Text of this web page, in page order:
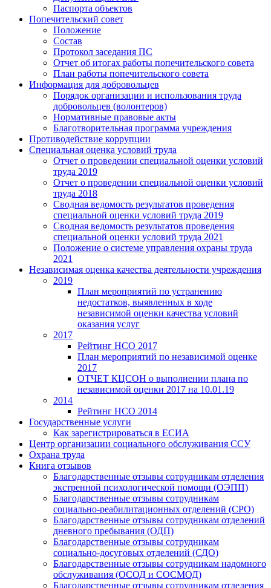
Паспорта объектов
Попечительский совет
Положение
Состав
Протокол заседания ПС
Отчет об итогах работы попечительского совета
План работы попечительского совета
Информация для добровольцев
Порядок организации и использования труда
добровольцев (волонтеров)
Нормативные правовые акты
Благотворительная программа учреждения
Противодействие коррупции
Специальная оценка условий труда
Отчет о проведении специальной оценки условий
труда 2019
Отчет о проведении специальной оценки условий
труда 2018
Сводная ведомость результатов проведения
специальной оценки условий труда 2019
Сводная ведомость результатов проведения
специальной оценки условий труда 2021
Положение о системе управления охраны труда
2021
Независимая оценка качества деятельности учреждения
2019
План мероприятий по устранению
недостатков, выявленных в ходе
независимой оценки качества условий
оказания услуг
2017
Рейтинг НСО 2017
План мероприятий по независимой оценке
2017
ОТЧЕТ КЦСОН о выполнении плана по
независимой оценки 2017 на 10.01.19
2014
Рейтинг НСО 2014
Государственные услуги
Как зарегистрироваться в ЕСИА
Центр организации социального обслуживания ССУ
Охрана труда
Книга отзывов
Благодарственные отзывы сотрудникам отделения
экстренной психологической помощи (ОЭПП)
Благодарственные отзывы сотрудникам
социально-реабилитационных отделений (СРО)
Благодарственные отзывы сотрудникам отделений
дневного пребывания (ОДП)
Благодарственные отзывы сотрудникам
социально-досуговых отделений (СДО)
Благодарственные отзывы сотрудникам надомного
обслуживания (ОСОД и СОСМОД)
Благодарственные отзывы сотрудникам отделения